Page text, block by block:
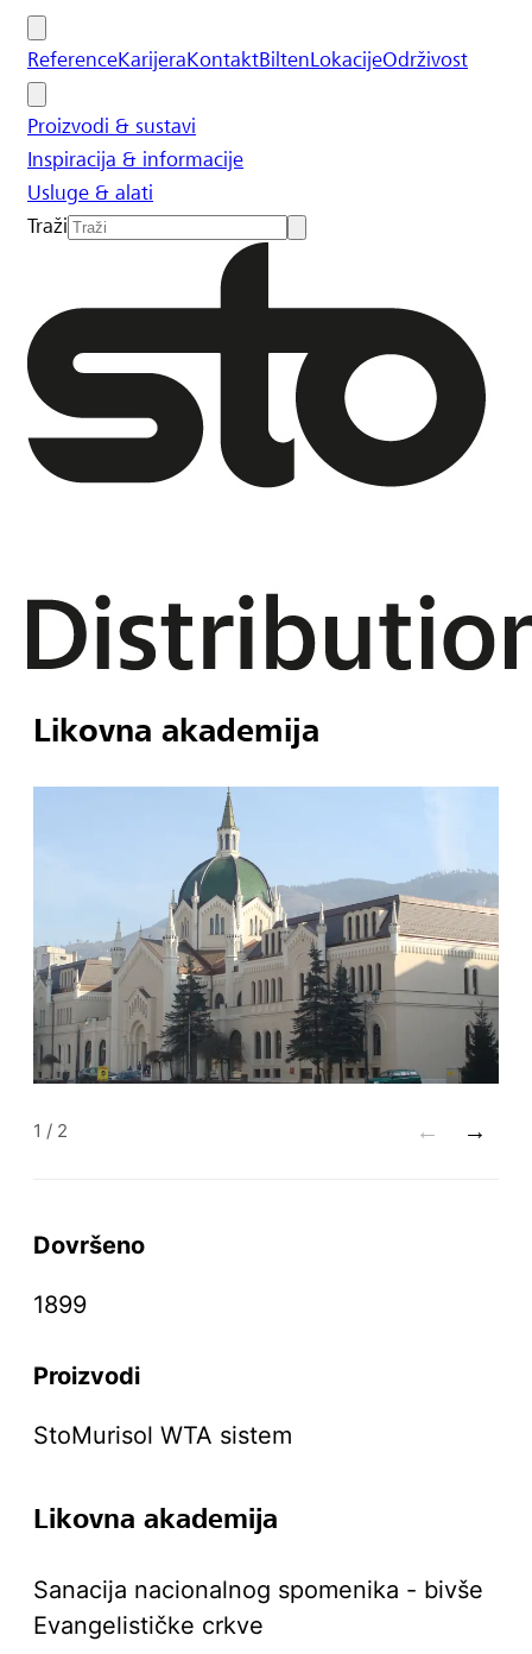
ReferenceKarijeraKontaktBiltenLokacijeOdrživost
Proizvodi & sustavi
Inspiracija & informacije
Usluge & alati
Traži
Likovna akademija
1 / 2 ← →
Dovršeno
1899
Proizvodi
StoMurisol WTA sistem
Likovna akademija
Sanacija nacionalnog spomenika - bivše
Evangelističke crkve